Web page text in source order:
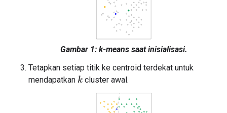
Gambar 1: k-means saat inisialisasi.
Tetapkan setiap titik ke centroid terdekat untuk
mendapatkan k cluster awal.